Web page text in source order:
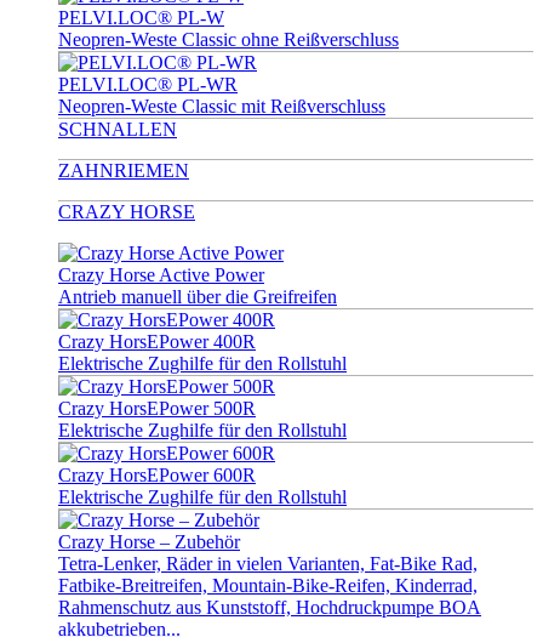
PELVI.LOC® PL-W
Neopren-Weste Classic ohne Reißverschluss
PELVI.LOC® PL-WR
Neopren-Weste Classic mit Reißverschluss
SCHNALLEN
ZAHNRIEMEN
CRAZY HORSE
Crazy Horse Active Power
Antrieb manuell über die Greifreifen
Crazy HorsEPower 400R
Elektrische Zughilfe für den Rollstuhl
Crazy HorsEPower 500R
Elektrische Zughilfe für den Rollstuhl
Crazy HorsEPower 600R
Elektrische Zughilfe für den Rollstuhl
Crazy Horse – Zubehör
Tetra-Lenker, Räder in vielen Varianten, Fat-Bike Rad,
Fatbike-Breitreifen, Mountain-Bike-Reifen, Kinderrad,
Rahmenschutz aus Kunststoff, Hochdruckpumpe BOA
akkubetrieben...